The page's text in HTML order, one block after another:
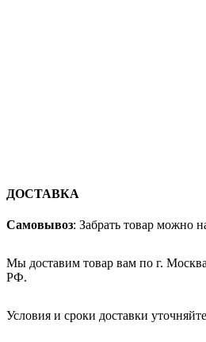
ДОСТАВКА
Самовывоз: Забрать товар можно
Мы доставим товар вам по г.
РФ.
Условия и сроки доставки